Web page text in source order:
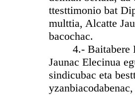
ttesttimonio bat
multtia, Alcatte
bacochac.
4.- Baitabere
Jaunac Elecinua
sindicubac eta